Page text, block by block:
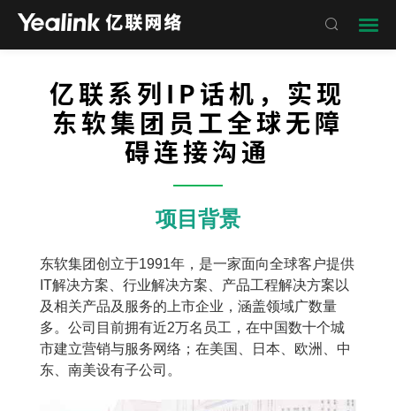

亿联系列IP话机，实现
东软集团员工全球无障
碍连接沟通
——
项目背景
东软集团创立于1991年，是一家面向全球客户提供
IT解决方案、行业解决方案、产品工程解决方案以
及相关产品及服务的上市企业，涵盖领域广数量
多。公司目前拥有近2万名员工，在中国数十个城
市建立营销与服务网络；在美国、日本、欧洲、中
东、南美设有子公司。